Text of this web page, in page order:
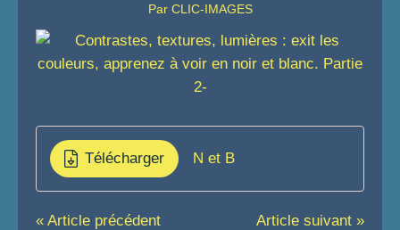
Par CLIC-IMAGES
Télécharger N et B
« Article précédent Article suivant »